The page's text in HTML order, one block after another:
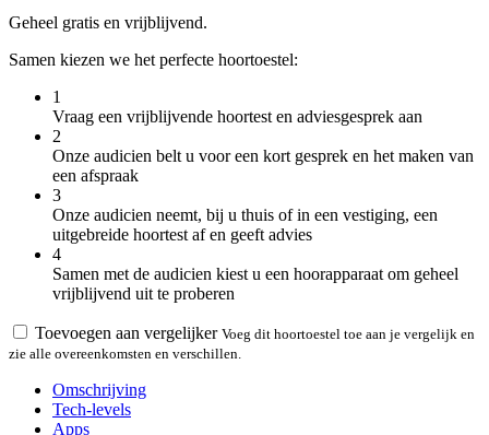
Geheel gratis en vrijblijvend.
Samen kiezen we het perfecte hoortoestel:
1
Vraag een vrijblijvende hoortest en adviesgesprek aan
2
Onze audicien belt u voor een kort gesprek en het maken van
een afspraak
3
Onze audicien neemt, bij u thuis of in een vestiging, een
uitgebreide hoortest af en geeft advies
4
Samen met de audicien kiest u een hoorapparaat om geheel
vrijblijvend uit te proberen
Toevoegen aan vergelijker Voeg dit hoortoestel toe aan je vergelijk en
zie alle overeenkomsten en verschillen.
Omschrijving
Tech-levels
Apps